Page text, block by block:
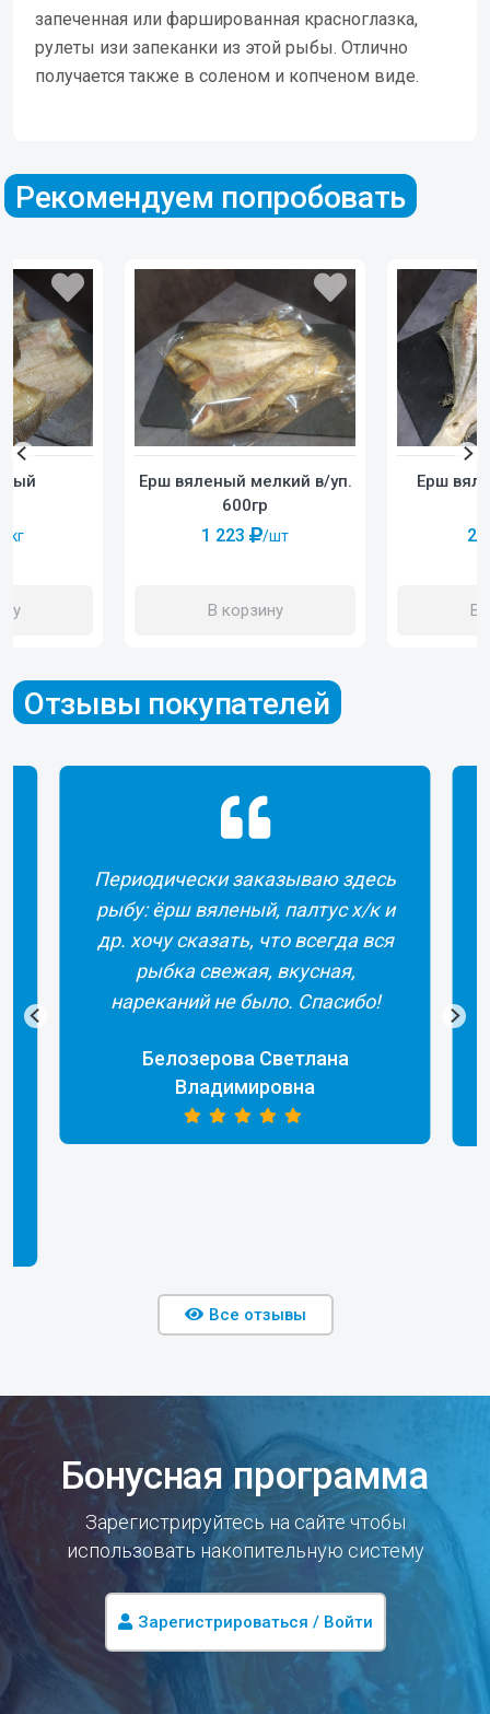
запеченная или фаршированная красноглазка,
рулеты изи запеканки из этой рыбы. Отлично
получается также в соленом и копченом виде.
Рекомендуем попробовать
Ерш вяленый мелкий в/уп.
600гр
1 223 /шт
В корзину
Ерш
2
В
/кг
Отзывы покупателей
Периодически заказываю здесь
рыбу: ёрш вяленый, палтус х/к и
др. хочу сказать, что всегда вся
рыбка свежая, вкусная,
нареканий не было. Спасибо!
Белозерова Светлана
Владимировна
Все отзывы
Бонусная программа
Зарегистрируйтесь на сайте чтобы
использовать накопительную систему
Зарегистрироваться / Войти